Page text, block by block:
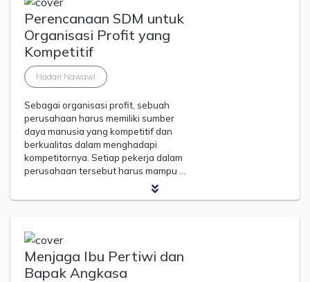
Perencanaan SDM untuk
Organisasi Profit yang
Kompetitif
Hadari Nawawi
Sebagai organisasi profit, sebuah
perusahaan harus memiliki sumber
daya manusia yang kompetitif dan
berkualitas dalam menghadapi
kompetitornya. Setiap pekerja dalam
perusahaan tersebut harus mampu …
Menjaga Ibu Pertiwi dan
Bapak Angkasa